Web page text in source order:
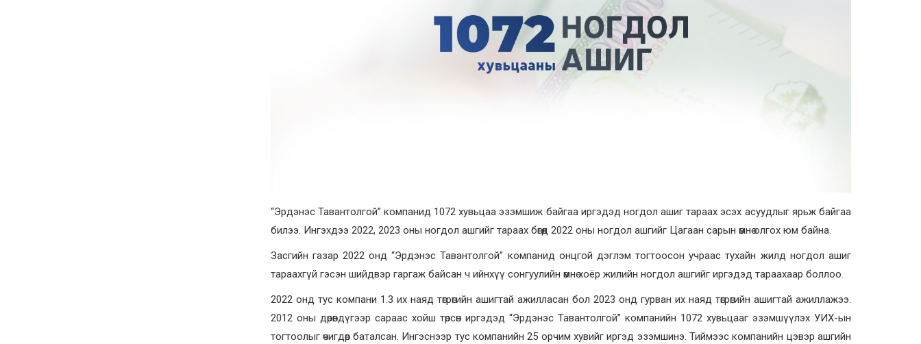
“Эрдэнэс Тавантолгой” компанид 1072 хувьцаа эзэмшиж байгаа иргэдэд ногдол ашиг тараах эсэх асуудлыг ярьж байгаа
билээ. Ингэхдээ 2022, 2023 оны ногдол ашгийг тараах бөгөөд 2022 оны ногдол ашгийг Цагаан сарын өмнө олгох юм байна.
Засгийн газар 2022 онд “Эрдэнэс Тавантолгой” компанид онцгой дэглэм тогтоосон учраас тухайн жилд ногдол ашиг
тараахгүй гэсэн шийдвэр гаргаж байсан ч ийнхүү сонгуулийн өмнө хоёр жилийн ногдол ашгийг иргэдэд тараахаар боллоо.
2022 онд тус компани 1.3 их наяд төгрөгийн ашигтай ажилласан бол 2023 онд гурван их наяд төгрөгийн ашигтай ажиллажээ.
2012 оны дөрөвдүгээр сараас хойш төрсөн иргэдэд “Эрдэнэс Тавантолгой” компанийн 1072 хувьцааг эзэмшүүлэх УИХ-ын
тогтоолыг өчигдөр баталсан. Ингэснээр тус компанийн 25 орчим хувийг иргэд эзэмшинэ. Тиймээс компанийн цэвэр ашгийн